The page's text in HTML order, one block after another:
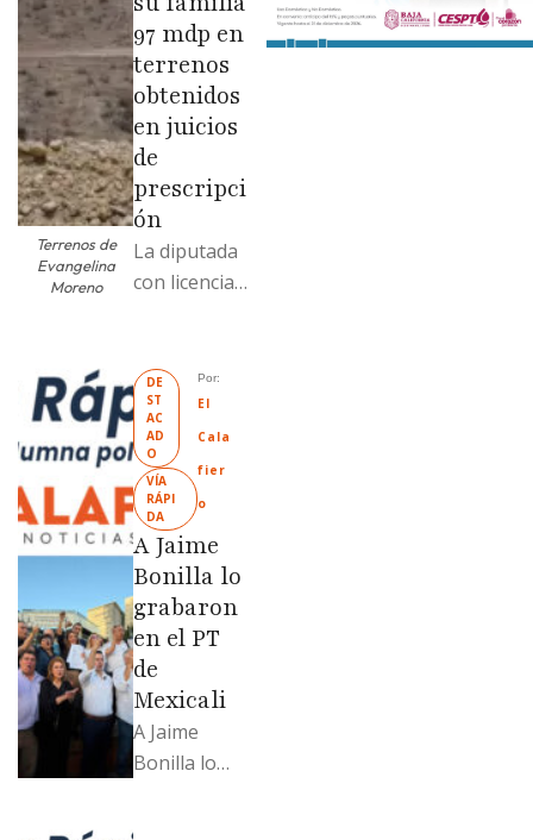
Terrenos de
Evangelina
Moreno
97 mdp en
terrenos
obtenidos
en juicios
de
prescripci
ón
La diputada
con licencia
antecedente
s de
prescripción
positiva; uno
fue
revendido
329% por
encima …
DE
ST
AC
AD
O
VÍA
RÁPI
DA
Por:
El
Cala
fier
o
A Jaime
Bonilla lo
grabaron
en el PT
de
Mexicali
A Jaime
Bonilla lo